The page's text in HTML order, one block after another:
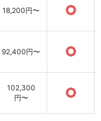
18,200円〜 ○
92,400円〜 ○
102,300
円〜
○